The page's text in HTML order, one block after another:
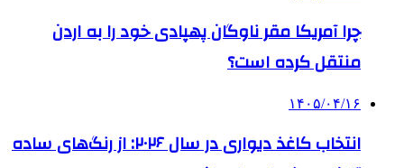
چرا آمریکا مقر ناوگان پهپادی خود را به اردن
منتقل کرده است؟
۱۴۰۵/۰۴/۱۶
انتخاب کاغذ دیواری در سال ۲۰۲۶: از رنگ‌های ساده